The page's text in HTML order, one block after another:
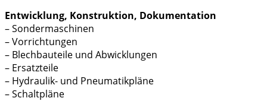
Entwicklung, Konstruktion, Dokumentation
– Sondermaschinen
– Vorrichtungen
– Blechbauteile und Abwicklungen
– Ersatzteile
– Hydraulik- und Pneumatikpläne
– Schaltpläne